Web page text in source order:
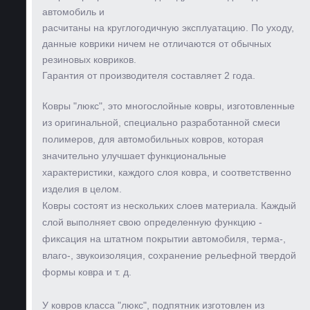
автомобиль и
расчитаны на круглогодичную эксплуатацию. По уходу,
данные коврики ничем не отличаются от обычных
резиновых ковриков.
Гарантия от производителя составляет 2 года.
Ковры "люкс", это многослойные ковры, изготовленные
из оригинальной, специально разработанной смеси
полимеров, для автомобильных ковров, которая
значительно улучшает функциональные
характеристики, каждого слоя ковра, и соответственно
изделия в целом.
Ковры состоят из нескольких слоев материала. Каждый
слой выполняет свою определенную функцию -
фиксация на штатном покрытии автомобиля, терма-,
влаго-, звукоизоляция, сохранение рельефной твердой
формы ковра и т. д.
У ковров класса "люкс", подпятник изготовлен из